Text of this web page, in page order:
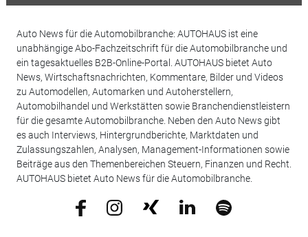
Auto News für die Automobilbranche: AUTOHAUS ist eine
unabhängige Abo-Fachzeitschrift für die Automobilbranche und
ein tagesaktuelles B2B-Online-Portal. AUTOHAUS bietet Auto
News, Wirtschaftsnachrichten, Kommentare, Bilder und Videos
zu Automodellen, Automarken und Autoherstellern,
Automobilhandel und Werkstätten sowie Branchendienstleistern
für die gesamte Automobilbranche. Neben den Auto News gibt
es auch Interviews, Hintergrundberichte, Marktdaten und
Zulassungszahlen, Analysen, Management-Informationen sowie
Beiträge aus den Themenbereichen Steuern, Finanzen und Recht.
AUTOHAUS bietet Auto News für die Automobilbranche.